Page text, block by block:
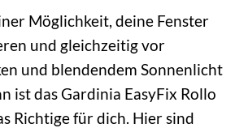
Möglichkeit, deine Fenster
und gleichzeitig vor
und blendendem Sonnenlicht
ist das Gardinia EasyFix Rollo
Richtige für dich. Hier sind